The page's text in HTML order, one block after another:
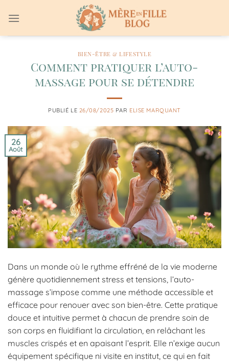
au
BIEN-ÊTRE & LIFESTYLE
Comment pratiquer l’auto-
massage pour se détendre
PUBLIÉ LE 26/08/2025 PAR ELISE MARQUANT
26
Août
Dans un monde où le rythme effréné de la vie moderne
génère quotidiennement stress et tensions, l’auto-
massage s’impose comme une méthode accessible et
efficace pour renouer avec son bien-être. Cette pratique
douce et intuitive permet à chacun de prendre soin de
son corps en fluidifiant la circulation, en relâchant les
muscles crispés et en apaisant l’esprit. Elle n’exige aucun
équipement spécifique ni visite en institut, ce qui en fait